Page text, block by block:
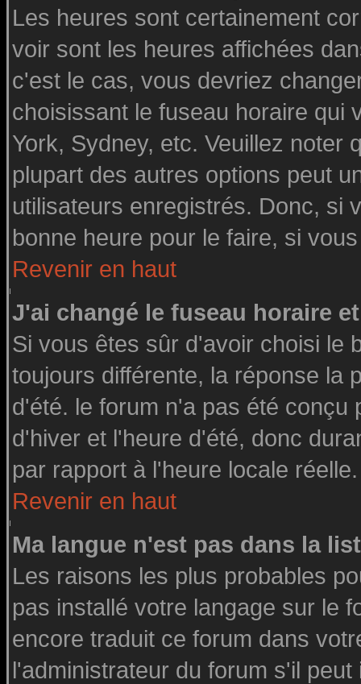
Les heures sont certainement
voir sont les heures affichées
c'est le cas, vous devriez
choisissant le fuseau horaire qui
York, Sydney, etc. Veuillez noter
plupart des autres options peut
utilisateurs enregistrés. Donc, si
bonne heure pour le faire, si
Revenir en haut
J'ai changé le fuseau horaire
Si vous êtes sûr d'avoir choisi le
toujours différente, la réponse la
d'été. le forum n'a pas été conçu
d'hiver et l'heure d'été, donc
par rapport à l'heure locale réelle.
Revenir en haut
Ma langue n'est pas dans la
Les raisons les plus probables
pas installé votre langage sur le
encore traduit ce forum dans
l'administrateur du forum s'il